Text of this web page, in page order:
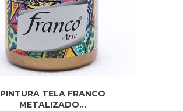
PINTURA TELA FRANCO
METALIZADO...